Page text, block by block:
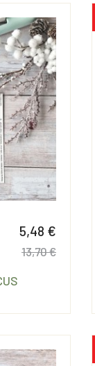
5,48 €
13,70 €